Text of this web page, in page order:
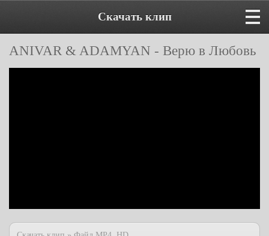
Скачать клип
ANIVAR & ADAMYAN - Верю в Любовь